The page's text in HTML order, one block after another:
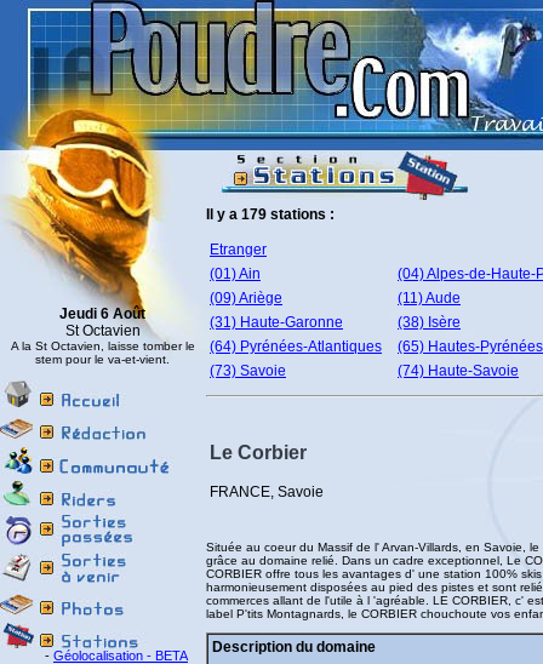
Jeudi 6 Août
St Octavien
A la St Octavien, laisse tomber le
stem pour le va-et-vient.
- Géolocalisation - BETA
Il y a 179 stations :
Etranger
(01) Ain
(04) Alpes-de-Haute-
(09) Ariège
(11) Aude
(31) Haute-Garonne
(38) Isère
(64) Pyrénées-Atlantiques
(65) Hautes-Pyrénées
(73) Savoie
(74) Haute-Savoie
Le Corbier
FRANCE, Savoie
Située au coeur du Massif de l' Arvan-Villards, en Savoie,
grâce au domaine relié. Dans un cadre exceptionnel, Le
CORBIER offre tous les avantages d' une station 100%
harmonieusement disposées au pied des pistes et sont
commerces allant de l'utile à l 'agréable. LE CORBIER, c'
label P'tits Montagnards, le CORBIER chouchoute vos
Description du domaine